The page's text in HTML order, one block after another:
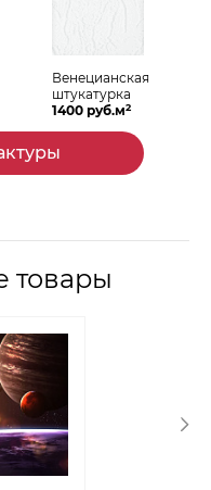
Венецианская
штукатурка
1400 руб.м2
товары